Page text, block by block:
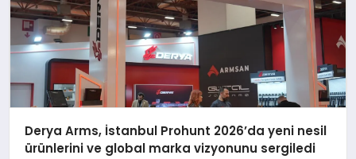
Derya Arms, İstanbul Prohunt 2026’da yeni nesil
ürünlerini ve global marka vizyonunu sergiledi